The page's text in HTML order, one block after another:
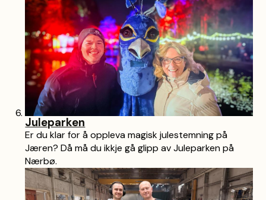
Juleparken
Er du klar for å oppleva magisk julestemning på
Jæren? Då må du ikkje gå glipp av Juleparken på
Nærbø.